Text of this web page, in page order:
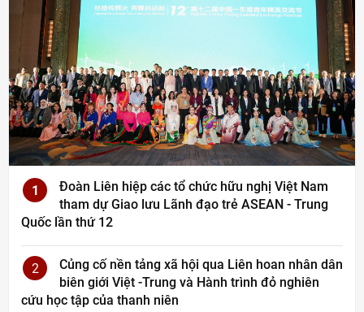
1
Đoàn Liên hiệp các tổ chức hữu nghị Việt Nam
tham dự Giao lưu Lãnh đạo trẻ ASEAN - Trung
Quốc lần thứ 12
2
Củng cố nền tảng xã hội qua Liên hoan nhân dân
biên giới Việt -Trung và Hành trình đỏ nghiên
cứu học tập của thanh niên